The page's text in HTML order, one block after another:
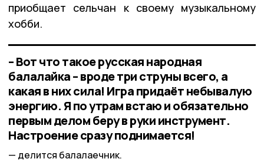
приобщает сельчан к своему музыкальному
хобби.
– Вот что такое русская народная
балалайка – вроде три струны всего, а
какая в них сила! Игра придаёт небывалую
энергию. Я по утрам встаю и обязательно
первым делом беру в руки инструмент.
Настроение сразу поднимается!
делится балалаечник.